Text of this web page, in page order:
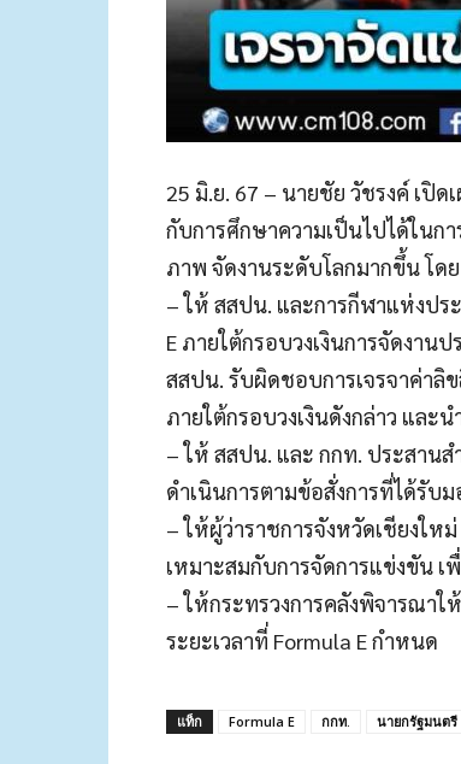
25 มิ.ย. 67 – นายชัย วัชรงค์ เปิด
กับการศึกษาความเป็นไปได้ในกา
ภาพ จัดงานระดับโลกมากขึ้น โดย
– ให้ สสปน. และการกีฬาแห่งปร
E ภายใต้กรอบวงเงินการจัดงาน
สสปน. รับผิดชอบการเจรจาค่าลิ
ภายใต้กรอบวงเงินดังกล่าว และ
– ให้ สสปน. และ กกท. ประสาน
ดำเนินการตามข้อสั่งการที่ได้รับ
– ให้ผู้ว่าราชการจังหวัดเชียงใ
เหมาะสมกับการจัดการแข่งขัน
– ให้กระทรวงการคลังพิจารณา
ระยะเวลาที่ Formula E กำหนด
แท็ก Formula E กกท. นายกรัฐมนตรี